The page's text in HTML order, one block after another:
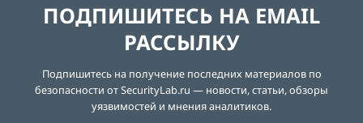
ПОДПИШИТЕСЬ НА EMAIL
РАССЫЛКУ
Подпишитесь на получение последних материалов по
безопасности от SecurityLab.ru — новости, статьи, обзоры
уязвимостей и мнения аналитиков.